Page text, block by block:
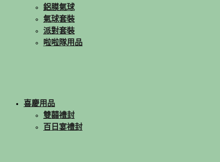
鋁膜氣球
氣球套裝
派對套裝
啦啦隊用品
喜慶用品
雙囍禮封
百日宴禮封